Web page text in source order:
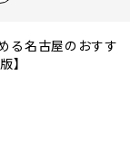
る名古屋のおすす
】